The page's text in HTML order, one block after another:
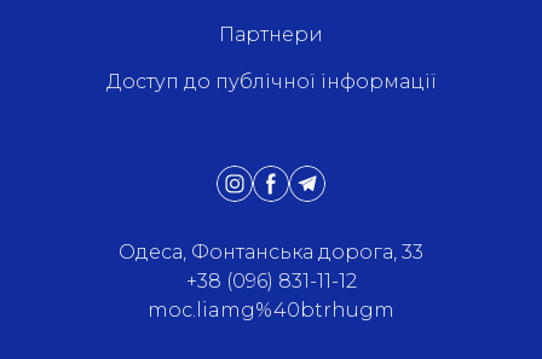
Партнери
Доступ до публічної інформації
Одеса, Фонтанська дорога, 33
+38 (096) 831-11-12
moc.liamg%40btrhugm